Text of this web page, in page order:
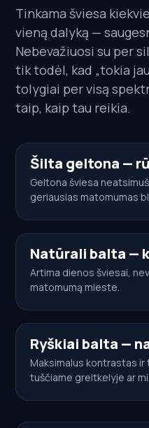
Tinkama šviesa
vieną dalyką —
Nebevažiuosi su per
tik todėl, kad „tokia
tolygiai per visą
taip, kaip tau reikia.
Šilta geltona —
Geltona šviesa
geriausias matomumas
Natūrali balta —
Artima dienos šviesai,
matomumą mieste.
Ryškiai balta —
Maksimalus kontrastas
tuščiame greitkelyje ar